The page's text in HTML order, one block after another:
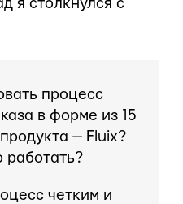
я столкнулся с
процесс
в форме из 15
— Fluix?
работать?
четким и